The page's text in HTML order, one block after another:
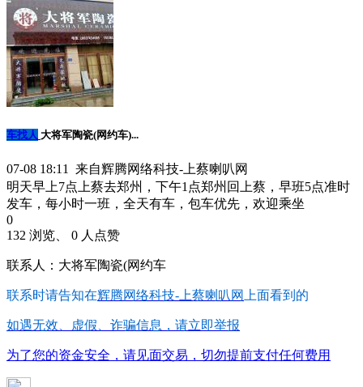
车找人 大将军陶瓷(网约车)...
07-08 18:11 来自辉腾网络科技-上蔡喇叭网
明天早上7点上蔡去郑州，下午1点郑州回上蔡，早班5点准时
发车，每小时一班，全天有车，包车优先，欢迎乘坐
0
132 浏览、 0 人点赞
联系人：大将军陶瓷(网约车
联系时请告知在辉腾网络科技-上蔡喇叭网 上面看到的
如遇无效、虚假、诈骗信息，请立即举报
为了您的资金安全，请见面交易，切勿提前支付任何费用